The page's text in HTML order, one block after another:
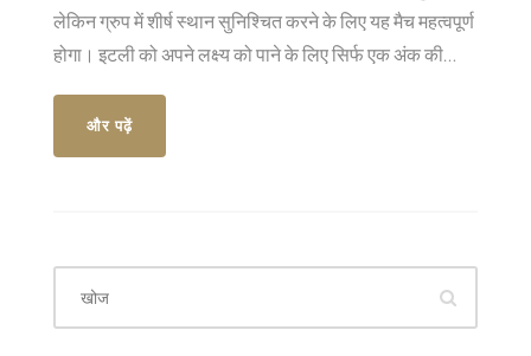
लेकिन ग्रुप में शीर्ष स्थान सुनिश्चित करने के लिए यह मैच महत्वपूर्ण
होगा। इटली को अपने लक्ष्य को पाने के लिए सिर्फ एक अंक की
और पढ़ें